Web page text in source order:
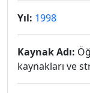
Yıl: 1998
Kaynak Adı:
kaynakları ve